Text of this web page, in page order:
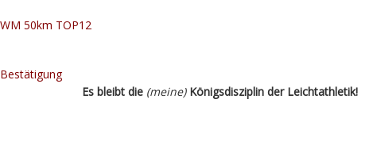
Es bleibt die (meine)Königsdisziplin der Leichtathletik!